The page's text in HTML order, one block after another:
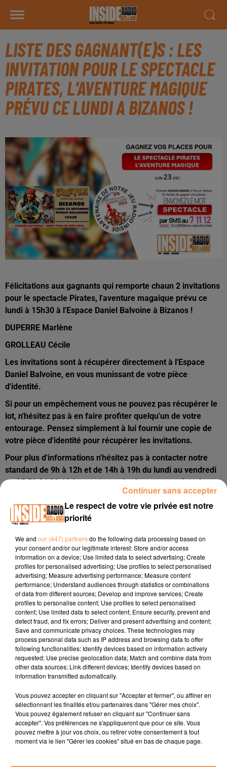
LISTE DES GAGNANT(E)S : LES
INVITATION POUR LE SPECTACLE
PIRATES, L'AVENTURE MAGIQUE
PRÉVU CE LUNDI A BIZANOS !
Félicitations aux gagnants qui remporte chaun 2 invitations
pour le spectacle Pirates, l'aventure magaique prévu ce
lundi à 15h30 à l'Espace Daniel Balvoine à Bizanos !
DUPERRE Marlène
GROLLEAU Cécile
Les invitations sont à récupérer directement à l'Espace
Daniel Balvoine, en vous munissant de votre pièce
d'identité.
Si pour un empêchement vous ne pouvez pas récupérer le
lot, n'hésitez pas à en faire profiter quelqu'un de votre
entourage. Pensez simplement à lui fournir une copie de
votre pièce d'identité pour récupérer les invitations.
Pour plus d'informations n'hésitez pas à contacter notre
standard de 9h à 12h et de 14h à 19h du lundi au vendredi
au 05 59 84 02 16 (tapez 1 pour les jeux antenne) ou à
envoyer un message directement sur notre site
internetici. Nous vous répondrons dans les plus brefs
délais.
Publié : 23 décembre 2024 à 9h09 - Modifié : 23 décembre
2024 à 9h10 Océane
À LA UNE
3 août 2026
Gagnez vos pass de 2h à Calicéo !
Le respect de votre vie privée est notre
priorité
We and our (447) partnersdo the following data processing based on
your consent and/or our legitimate interest: Store and/or access
information on a device; Use limited data to select advertising; Create
profiles for personalised advertising; Use profiles to select personalised
advertising; Measure advertising performance; Measure content
performance; Understand audiences through statistics or combinations
of data from different sources; Develop and improve services; Create
profiles to personalise content; Use profiles to select personalised
content; Use limited data to select content; Ensure security, prevent and
detect fraud, and fix errors; Deliver and present advertising and content;
Save and communicate privacy choices. These technologies may
process personal data such as IP address and browsing data to offer
following functionalities: Identify devices based on information actively
requested; Use precise geolocation data; Match and combine data from
other data sources; Link different devices; Identify devices based on
information transmitted automatically.
Vous pouvez accepter en cliquant sur "Accepter et fermer", ou affiner en
sélectionnant les finalités et/ou partenaires dans "Gérer mes choix".
Vous pouvez également refuser en cliquant sur "Continuer sans
accepter". Vos préférences ne s'appliqueront que pour ce site. Vous
pouvez mettre à jour vos choix, ou retirer votre consentement à tout
moment via le lien "Gérer les cookies" situé en bas de chaque page.
Continuer sans accepter